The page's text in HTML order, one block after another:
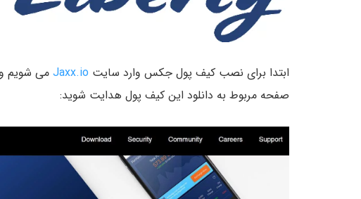
ابتدا برای نصب کیف پول جکس وارد سایت
صفحه مربوط به دانلود این کیف پول هدایت شوید: